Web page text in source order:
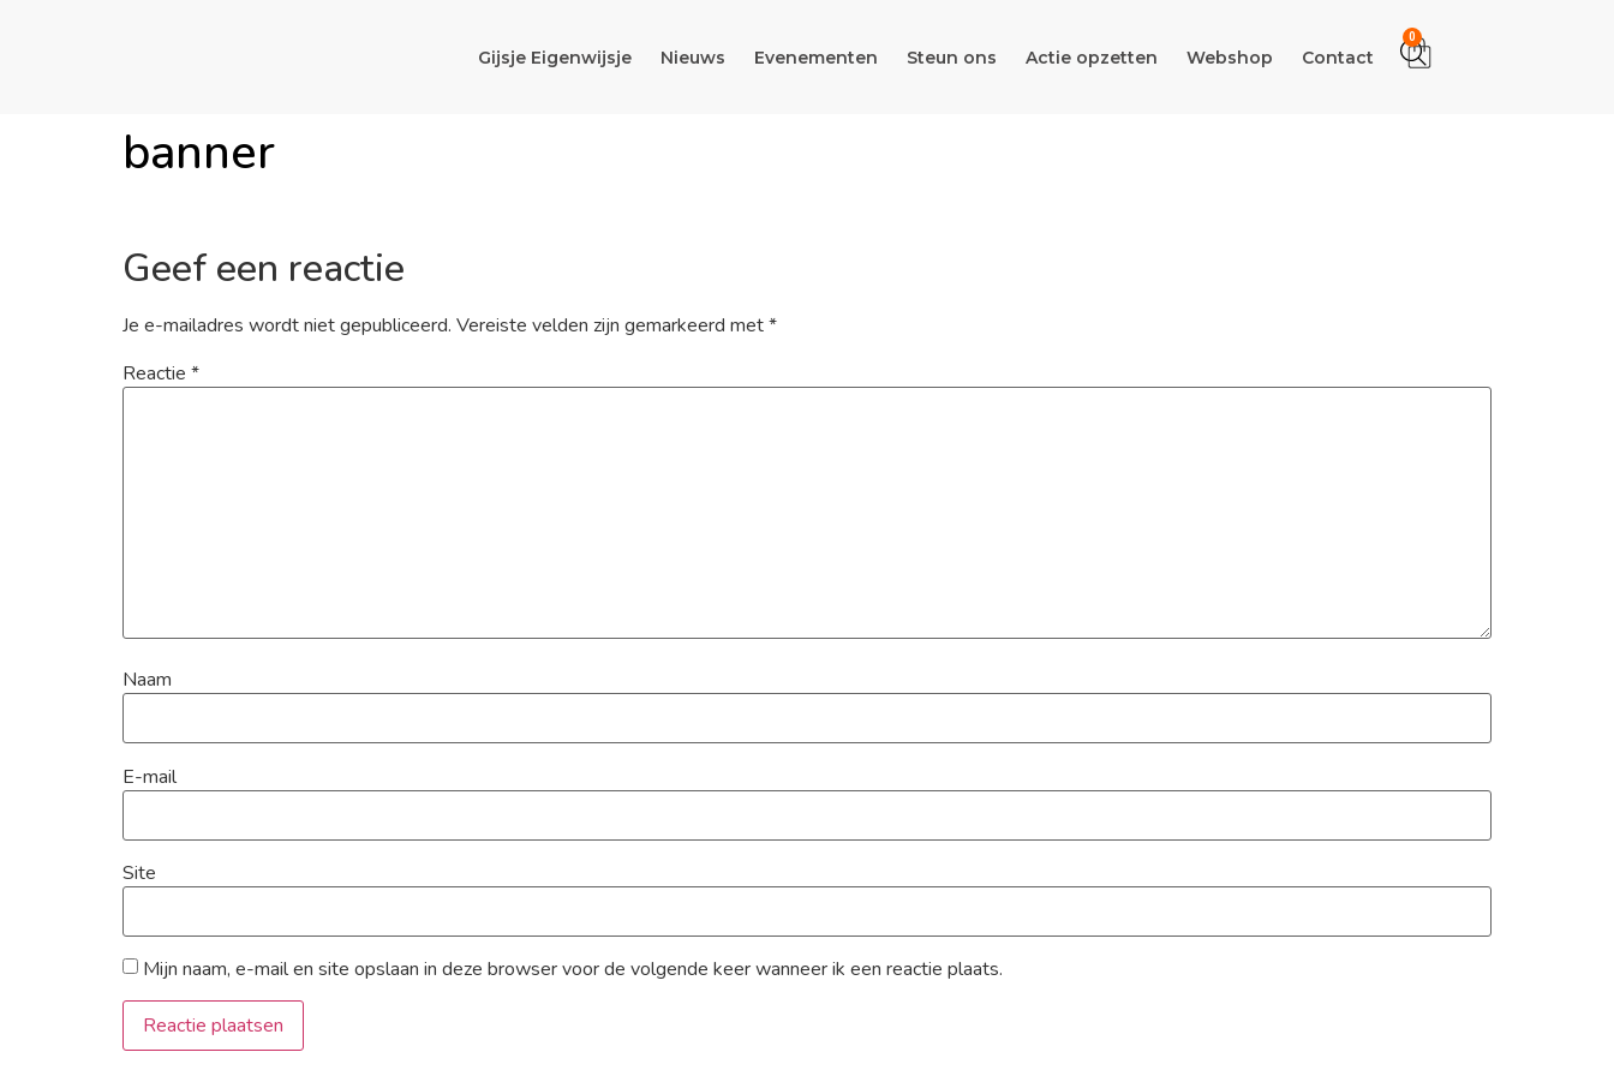
Gijsje Eigenwijsje Nieuws Evenementen Steun ons Actie opzetten Webshop Contact
0
banner
Geef een reactie
Je e-mailadres wordt niet gepubliceerd. Vereiste velden zijn gemarkeerd met*
Reactie *
Naam
E-mail
Site
Mijn naam, e-mail en site opslaan in deze browser voor de volgende keer wanneer ik een reactie plaats.